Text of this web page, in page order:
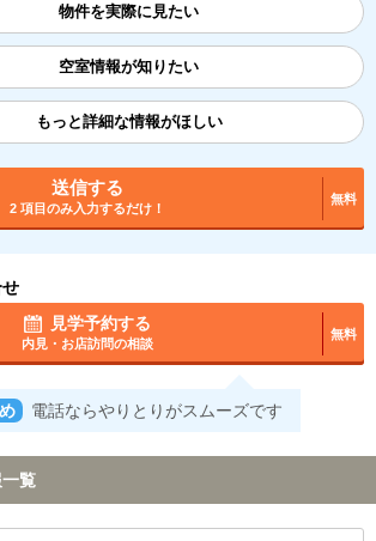
物件を実際に見たい
空室情報が知りたい
もっと詳細な情報がほしい
送信する
2 項目のみ入力するだけ！
無料
見学予約する
内見・お店訪問の相談
無料
電話ならやりとりがスムーズです
覧